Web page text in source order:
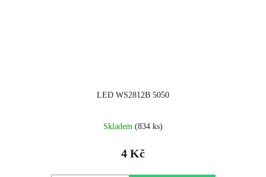
LED WS2812B 5050
Skladem (834 ks)
4 Kč